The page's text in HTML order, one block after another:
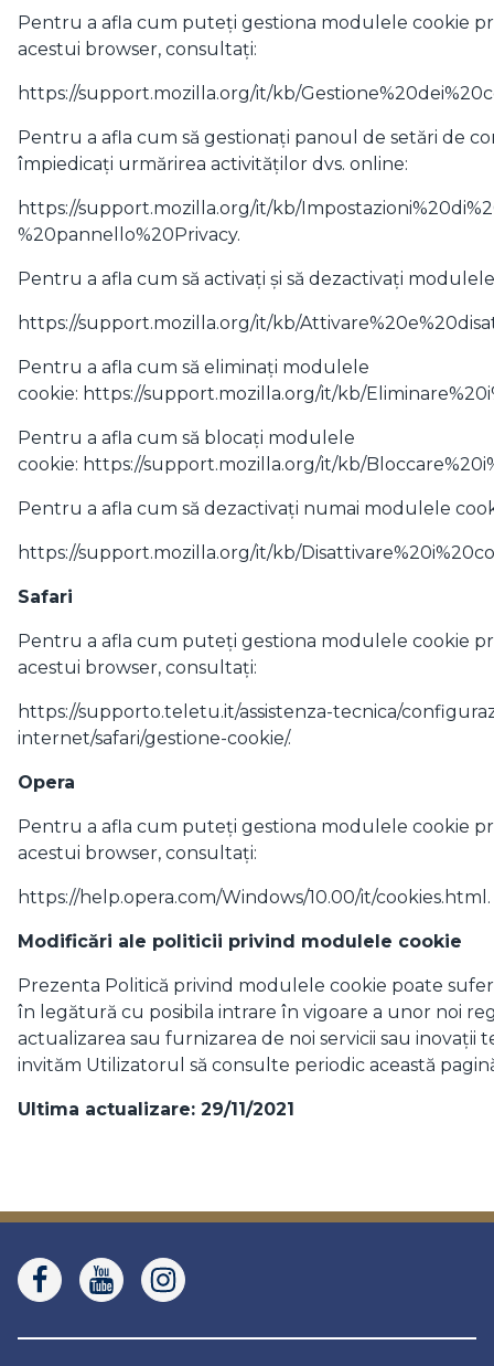
Pentru a afla cum puteți gestiona modulele cookie
acestui browser, consultați:
https://support.mozilla.org/it/kb/
Pentru a afla cum să gestionați panoul de setări de
împiedicați urmărirea activităților dvs. online:
https://support.mozilla.org/it/kb/
%20pannello%20Privacy.
Pentru a afla cum să activați și să dezactivați
https://support.mozilla.org/it/kb/
Pentru a afla cum să eliminați modulele
cookie: https://support.mozilla.org/it/kb/
Pentru a afla cum să blocați modulele
cookie: https://support.mozilla.org/it/kb/
Pentru a afla cum să dezactivați numai modulele
https://support.mozilla.org/it/kb/
Safari
Pentru a afla cum puteți gestiona modulele cookie
acestui browser, consultați:
https://supporto.teletu.it/assistenza-tecnica/
internet/safari/gestione-cookie/.
Opera
Pentru a afla cum puteți gestiona modulele cookie
acestui browser, consultați:
https://help.opera.com/Windows/10.00/it/cookies.html.
Modificări ale politicii privind modulele cookie
Prezenta Politică privind modulele cookie poate
în legătură cu posibila intrare în vigoare a unor noi
actualizarea sau furnizarea de noi servicii sau inovații
invităm Utilizatorul să consulte periodic această
Ultima actualizare: 29/11/2021